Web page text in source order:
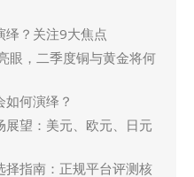
绎？关注9大焦点
眼，二季度铜与黄金将何
何演绎？
望：美元、欧元、日元
指南：正规平台评测核